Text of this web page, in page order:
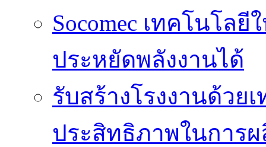
Socomec เทคโนโล
ประหยัดพลังงานได้
รับสร้างโรงงานด้วย
ประสิทธิภาพในการ